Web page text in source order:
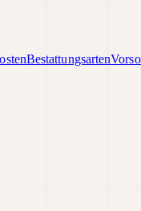
Bestattungsarten